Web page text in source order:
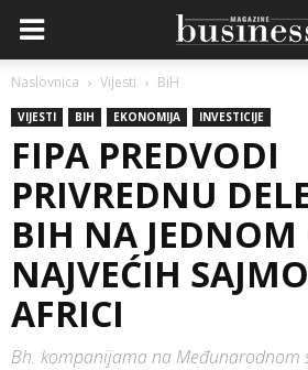
Naslovnica Vijesti BiH
VIJESTI BIH EKONOMIJA INVESTICIJE
FIPA PREDVODI
PRIVREDNU
BIH NA JEDNOM
NAJVEĆIH
AFRICI
Bh. kompanijama na Međunarodnom